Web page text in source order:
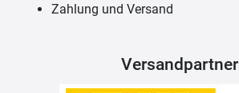
Zahlung und Versand
Versandpartner